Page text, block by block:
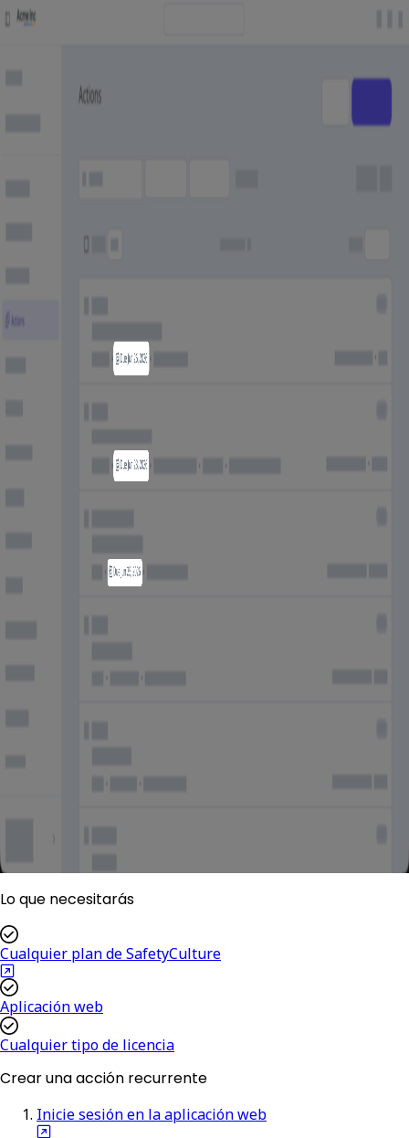
Lo que necesitarás
Cualquier plan de SafetyCulture
Aplicación web
Cualquier tipo de licencia
Crear una acción recurrente
Inicie sesión en la aplicación web